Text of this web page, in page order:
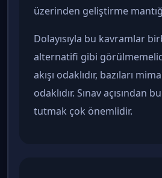
üzerinden geliştirme
Dolayısıyla bu kavramlar
alternatifi gibi
akışı odaklıdır, bazıları
odaklıdır. Sınav açısından
tutmak çok önemlidir.